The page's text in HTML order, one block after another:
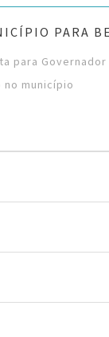
PARA
para
município